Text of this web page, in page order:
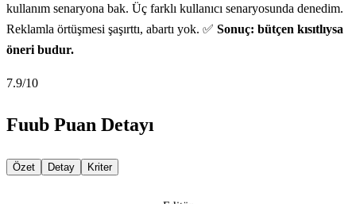
kullanım senaryona bak. Üç farklı kullanıcı senaryosunda denedim.
Reklamla örtüşmesi şaşırttı, abartı yok. ✅ Sonuç: bütçen kısıtlıysa
öneri budur.
7.9/10
Fuub Puan Detayı
Özet Detay Kriter